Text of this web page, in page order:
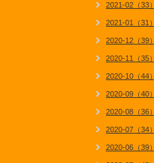
2021-02（33）
2021-01（31）
2020-12（39）
2020-11（35）
2020-10（44）
2020-09（40）
2020-08（36）
2020-07（34）
2020-06（39）